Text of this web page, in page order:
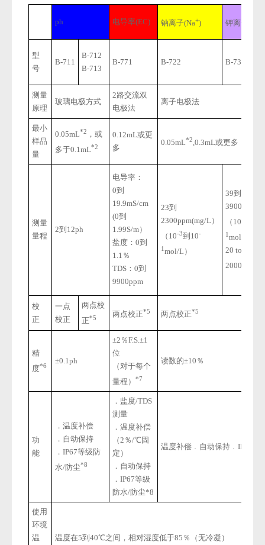
ph 电导率(EC) 钠离子(Na+) 钾离子(K
型
号
B-711
B-712
B-713
B-771 B-722 B-731
测量
原理
玻璃电极方式
2路交流双
电极法
离子电极法
最小
样品
量
0.05mL*2 ，或
多于0.1mL*2
0.12mL或更
多
0.05mL*2 ,0.3mL或更多
测量
量程
2到12ph
电导率：
0到
19.9mS/cm
(0到
1.99S/m）
盐度：0到
1.1％
TDS：0到
9900ppm
23到
2300ppm(mg/L）
（10-3到10-
1mol/L）
39到
（10
1mol/L）
20 to
2000kg/10a
校
正
一点
校正
两点校
正*5 两点校正*5 两点校正*5
精
度*6
±0.1ph
±2％F.S.±1
位
（对于每个
量程）
*7
读数的±10％
功
能
．温度补偿
．自动保持
．IP67等级防
水/防尘*8
．盐度/TDS
测量
．温度补偿
（2％/℃固
定）
．自动保持
．IP67等级
防水/防尘*8
温度补偿﹒自动保持﹒IP67等
使用
环境
温
温度在5到40℃之间，相对湿度低于85％（无冷凝）